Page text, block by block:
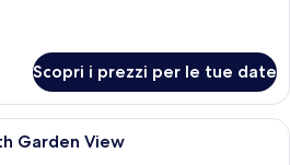
Scopri i prezzi per le tue date
Una camera da letto moderna con
Garden View